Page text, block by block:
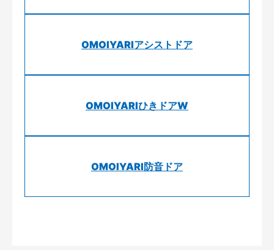
OMOIYARIアシストドア
OMOIYARIひきドアW
OMOIYARI防音ドア